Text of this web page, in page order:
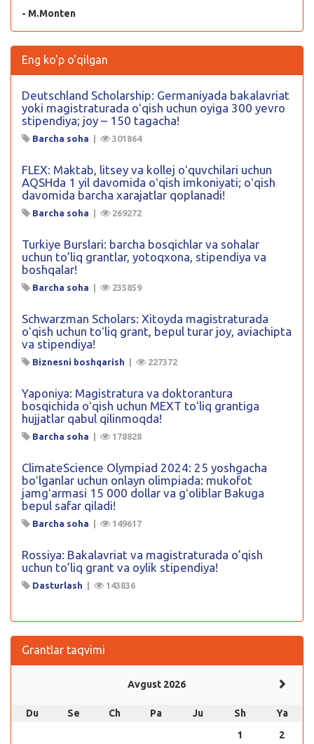
- M.Monten
Eng ko'p o'qilgan
Deutschland Scholarship: Germaniyada bakalavriat
yoki magistraturada oʻqish uchun oyiga 300 yevro
stipendiya; joy – 150 tagacha!
Barcha soha 301864
FLEX: Maktab, litsey va kollej oʻquvchilari uchun
AQSHda 1 yil davomida oʻqish imkoniyati; oʻqish
davomida barcha xarajatlar qoplanadi!
Barcha soha 269272
Turkiye Burslari: barcha bosqichlar va sohalar
uchun to’liq grantlar, yotoqxona, stipendiya va
boshqalar!
Barcha soha 235859
Schwarzman Scholars: Xitoyda magistraturada
oʻqish uchun toʻliq grant, bepul turar joy, aviachipta
va stipendiya!
Biznesni boshqarish 227372
Yaponiya: Magistratura va doktorantura
bosqichida oʻqish uchun MEXT toʻliq grantiga
hujjatlar qabul qilinmoqda!
Barcha soha 178828
ClimateScience Olympiad 2024: 25 yoshgacha
boʻlganlar uchun onlayn olimpiada: mukofot
jamgʻarmasi 15 000 dollar va gʻoliblar Bakuga
bepul safar qiladi!
Barcha soha 149617
Rossiya: Bakalavriat va magistraturada o’qish
uchun to’liq grant va oylik stipendiya!
Dasturlash 143836
Grantlar taqvimi
Avgust 2026
Du Se Ch Pa Ju Sh
Ya
1
2